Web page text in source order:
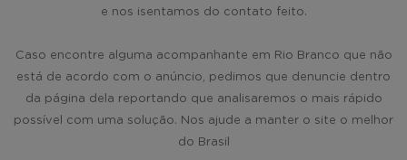
e nos isentamos do contato feito.
Caso encontre alguma acompanhante em Rio Branco que não
está de acordo com o anúncio, pedimos que denuncie dentro
da página dela reportando que analisaremos o mais rápido
possível com uma solução. Nos ajude a manter o site o melhor
do Brasil